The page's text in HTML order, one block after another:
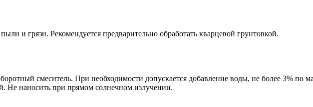
и грязи. Рекомендуется предварительно обработать кварцевой грунтовкой.
смеситель. При необходимости допускается добавление воды, не более 3% по
Не наносить при прямом солнечном излучении.